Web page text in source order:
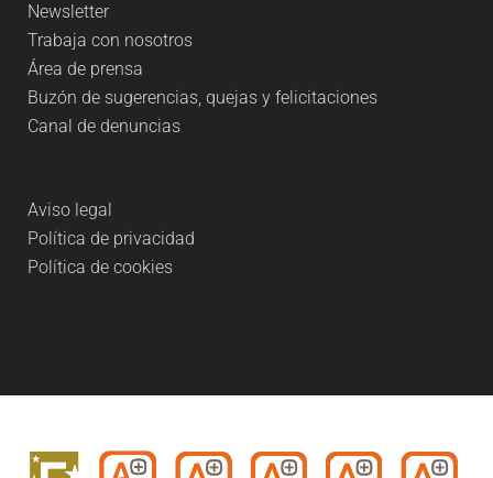
Newsletter
Trabaja con nosotros
Área de prensa
Buzón de sugerencias, quejas y felicitaciones
Canal de denuncias
Aviso legal
Política de privacidad
Política de cookies